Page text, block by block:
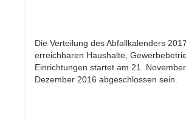
Die Verteilung des Abfallkalenders
erreichbaren Haushalte,
Einrichtungen startet am 21.
Dezember 2016 abgeschlossen sein.